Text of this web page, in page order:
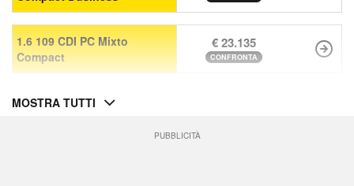
1.6 109 CDI PC Mixto
Compact
€ 23.135
CONFRONTA
MOSTRA TUTTI
PUBBLICITÀ